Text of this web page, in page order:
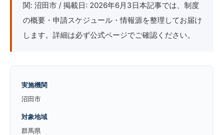
関: 沼田市 / 掲載日: 2026年6月3日本記事では、制度
の概要・申請スケジュール・情報源を整理してお届け
します。詳細は必ず公式ページでご確認ください。
実施機関
沼田市
対象地域
群馬県